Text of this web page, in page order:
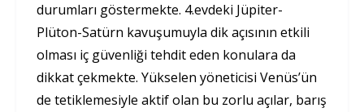
durumları göstermekte. 4.evdeki Jüpiter-
Plüton-Satürn kavuşumuyla dik açısının etkili
olması iç güvenliği tehdit eden konulara da
dikkat çekmekte. Yükselen yöneticisi Venüs’ün
de tetiklemesiyle aktif olan bu zorlu açılar, barış